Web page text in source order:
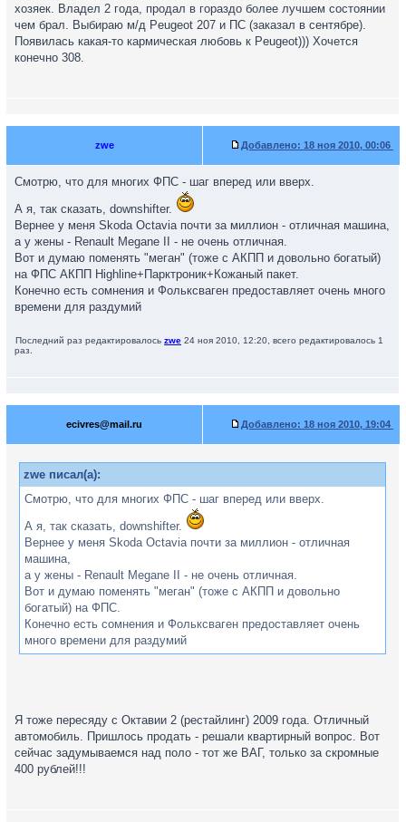
хозяек. Владел 2 года, продал в гораздо более лучшем состоянии
чем брал. Выбираю м/д Peugeot 207 и ПС (заказал в сентябре).
Появилась какая-то кармическая любовь к Peugeot))) Хочется
конечно 308.
zwe Добавлено: 18 ноя 2010, 00:06
Смотрю, что для многих ФПС - шаг вперед или вверх.
А я, так сказать, downshifter.
Вернее у меня Skoda Octavia почти за миллион - отличная машина,
а у жены - Renault Megane II - не очень отличная.
Вот и думаю поменять "меган" (тоже с АКПП и довольно богатый)
на ФПС АКПП Highline+Парктроник+Кожаный пакет.
Конечно есть сомнения и Фольксваген предоставляет очень много
времени для раздумий
Последний раз редактировалось zwe 24 ноя 2010, 12:20, всего редактировалось 1
раз.
ecivres@mail.ru Добавлено: 18 ноя 2010, 19:04
zwe писал(а):
Смотрю, что для многих ФПС - шаг вперед или вверх.
А я, так сказать, downshifter.
Вернее у меня Skoda Octavia почти за миллион - отличная
машина,
а у жены - Renault Megane II - не очень отличная.
Вот и думаю поменять "меган" (тоже с АКПП и довольно
богатый) на ФПС.
Конечно есть сомнения и Фольксваген предоставляет очень
много времени для раздумий
Я тоже пересяду с Октавии 2 (рестайлинг) 2009 года. Отличный
автомобиль. Пришлось продать - решали квартирный вопрос. Вот
сейчас задумываемся над поло - тот же ВАГ, только за скромные
400 рублей!!!